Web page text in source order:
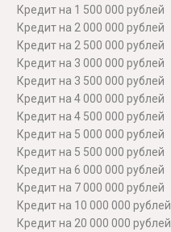
Кредит на 1 500 000 рублей
Кредит на 2 000 000 рублей
Кредит на 2 500 000 рублей
Кредит на 3 000 000 рублей
Кредит на 3 500 000 рублей
Кредит на 4 000 000 рублей
Кредит на 4 500 000 рублей
Кредит на 5 000 000 рублей
Кредит на 5 500 000 рублей
Кредит на 6 000 000 рублей
Кредит на 7 000 000 рублей
Кредит на 10 000 000 рублей
Кредит на 20 000 000 рублей